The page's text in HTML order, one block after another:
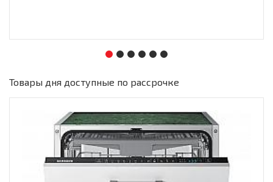
Товары дня доступные по рассрочке